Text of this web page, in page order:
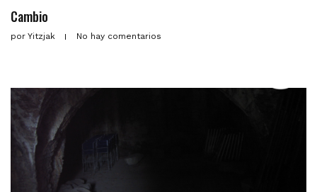
Cambio
por Yitzjak No hay comentarios